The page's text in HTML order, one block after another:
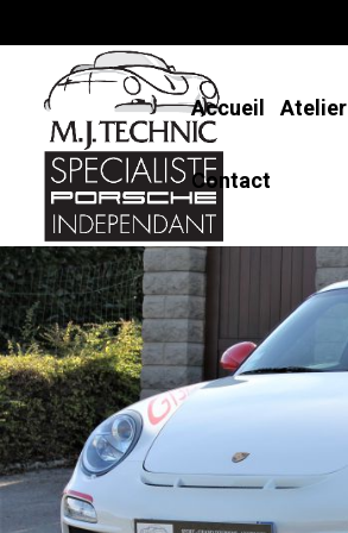
Accueil Atelier
Contact